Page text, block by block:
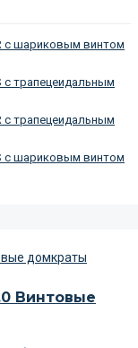
c шариковым винтом
c трапецеидальным
c трапецеидальным
c шариковым винтом
Винтовые